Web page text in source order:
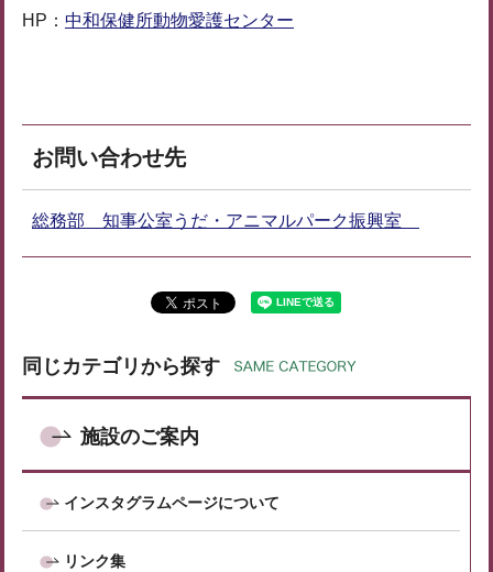
HP： 中和保健所動物愛護センター
お問い合わせ先
総務部 知事公室うだ・アニマルパーク振興室
同じカテゴリから探す
施設のご案内
インスタグラムページについて
リンク集